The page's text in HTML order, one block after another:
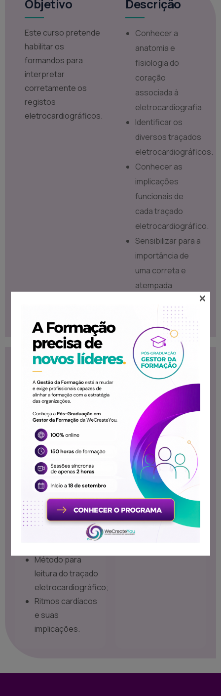
Objetivo
Este curso pretende
habilitar os
formandos para
interpretar
corretamente os
registos
eletrocardiográficos.
Descrição
Conhecer a
anatomia e
fisiologia do
coração
associada à
eletrocardiografia.
Identificar os
diversos traçados
eletrocardiográficos.
Conhecer as
implicações
funcionais de
cada traçado
eletrocardiográfico.
Sensibilizar para a
importância de
uma correta e
atempada
Conteúdo
Programático
Eletrocardiografia
Básica:
Anatomia e
fisiologia
cardíaca;
Técnicas de
monitorização
cardíaca;
Elementos do
Método para
leitura do traçado
eletrocardiográfico;
Ritmos cardíacos
e suas
implicações.
Destinatários
Formação destinada
ao público que
necessita desse
conhecimento
×